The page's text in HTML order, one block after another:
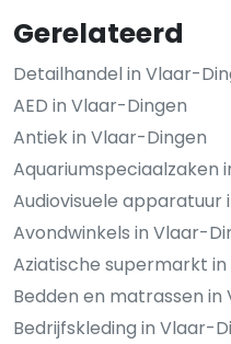
Gerelateerd
Detailhandel in Vlaar-
AED in Vlaar-Dingen
Antiek in Vlaar-Dingen
Aquariumspeciaalzaken
Audiovisuele apparatuur
Avondwinkels in Vlaar-
Aziatische supermarkt
Bedden en matrassen in
Bedrijfskleding in Vlaar-